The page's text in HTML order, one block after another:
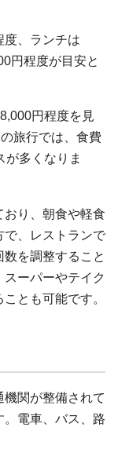
度、ランチは
円程度が目安と
円程度を見
旅行では、食費
が多くなりま
り、朝食や軽食
で、レストランで
を調整すること
ーパーやテイク
とも可能です。
関が整備されて
電車、バス、路